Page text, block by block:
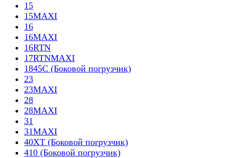
15
15MAXI
16
16MAXI
16RTN
17RTNMAXI
1845C (Боковой погрузчик)
23
23MAXI
28
28MAXI
31
31MAXI
40XT (Боковой погрузчик)
410 (Боковой погрузчик)